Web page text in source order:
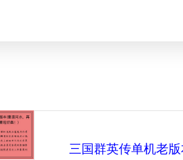
三国群英传单机老